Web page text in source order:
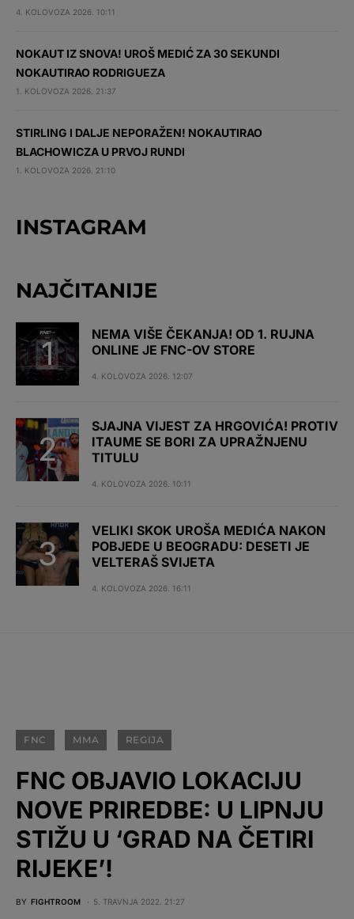
4. KOLOVOZA 2026. 10:11
NOKAUT IZ SNOVA! UROŠ MEDIĆ ZA 30 SEKUNDI
NOKAUTIRAO RODRIGUEZA
1. KOLOVOZA 2026. 21:37
STIRLING I DALJE NEPORAŽEN! NOKAUTIRAO
BLACHOWICZA U PRVOJ RUNDI
1. KOLOVOZA 2026. 21:10
INSTAGRAM
NAJČITANIJE
NEMA VIŠE ČEKANJA! OD 1. RUJNA
ONLINE JE FNC-OV STORE
4. KOLOVOZA 2026. 12:07
SJAJNA VIJEST ZA HRGOVIĆA! PROTIV
ITAUME SE BORI ZA UPRAŽNJENU
TITULU
4. KOLOVOZA 2026. 10:11
VELIKI SKOK UROŠA MEDIĆA NAKON
POBJEDE U BEOGRADU: DESETI JE
VELTERAŠ SVIJETA
4. KOLOVOZA 2026. 16:11
FNC MMA REGIJA
FNC OBJAVIO LOKACIJU
NOVE PRIREDBE: U LIPNJU
STIŽU U ‘GRAD NA ČETIRI
RIJEKE’!
BY FIGHTROOM 5. TRAVNJA 2022. 21:27